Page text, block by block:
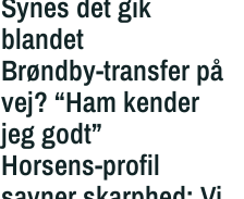
blandet
Brøndby-transfer på
vej? “Ham kender
jeg godt”
Horsens-profil